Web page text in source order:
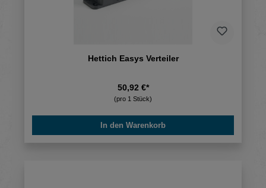
Hettich Easys Verteiler
50,92 €*
(pro 1 Stück)
In den Warenkorb